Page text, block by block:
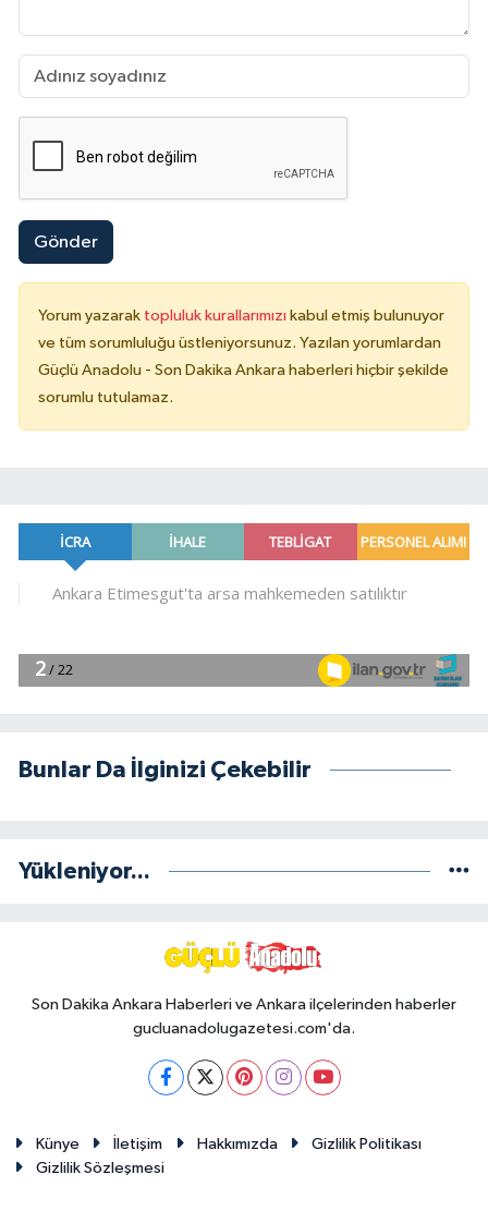
Gönder
Yorum yazarak topluluk kurallarımızı kabul etmiş bulunuyor
ve tüm sorumluluğu üstleniyorsunuz. Yazılan yorumlardan
Güçlü Anadolu - Son Dakika Ankara haberleri hiçbir şekilde
sorumlu tutulamaz.
Bunlar Da İlginizi Çekebilir
Yükleniyor...
Son Dakika Ankara Haberleri ve Ankara ilçelerinden haberler
gucluanadolugazetesi.com'da.
Künye İletişim Hakkımızda
Gizlilik Politikası
Gizlilik Sözleşmesi